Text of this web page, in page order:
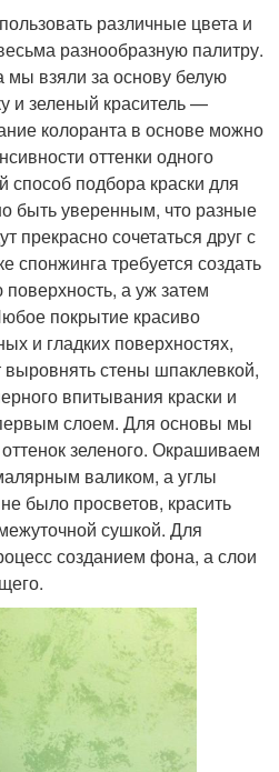
различные цвета и
разнообразную палитру.
мы взяли за основу белую
и зеленый краситель —
колоранта в основе можно
оттенки одного
способ подбора краски для
быть уверенным, что разные
прекрасно сочетаться друг с
спонжинга требуется создать
а уж затем
покрытие красиво
и гладких поверхностях,
выровнять стены шпаклевкой,
впитывания краски и
слоем. Для основы мы
зеленого. Окрашиваем
валиком, а углы
было просветов, красить
сушкой. Для
созданием фона, а слои